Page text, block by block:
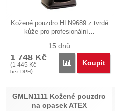
Kožené pouzdro HLN9689 z tvrdé
kůže pro profesionální…
15 dnů
1 748 Kč
(1 445 Kč
bez DPH)
Porovnat
Koupit
GMLN1111 Kožené pouzdro
na opasek ATEX